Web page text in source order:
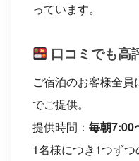
っています。
口コミでも高
ご宿泊のお客様全員
でご提供。
提供時間： 毎朝7:00
1名様につき1つずつ